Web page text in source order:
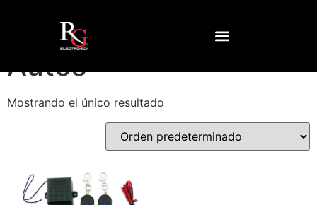
/ Productos etiquetados “Autos”
Autos
Mostrando el único resultado